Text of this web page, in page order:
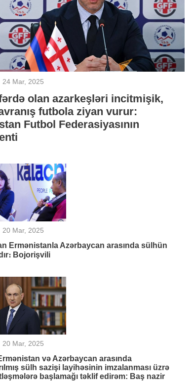
24 Mar, 2025
olan azarkeşləri incitmişik,
futbola ziyan vurur:
Futbol Federasiyasının
20 Mar, 2025
Ermənistanla Azərbaycan arasında sülhün
Bojorişvili
20 Mar, 2025
və Azərbaycan arasında
sülh sazişi layihəsinin imzalanması üzrə
başlamağı təklif edirəm: Baş nazir